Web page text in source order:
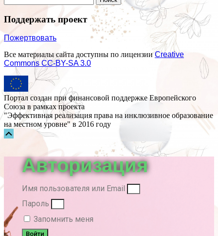
Поддержать проект
Пожертвовать
Все материалы сайта доступны по лицензииCreative
Commons СС-BY-SA 3.0
Портал создан при финансовой поддержке Европейского
Союза в рамках проекта
"Эффективная реализация права на инклюзивное образование
на местном уровне" в 2016 году
Прокрутка
Авторизация
Имя пользователя или Email
Пароль
Запомнить меня
Войти